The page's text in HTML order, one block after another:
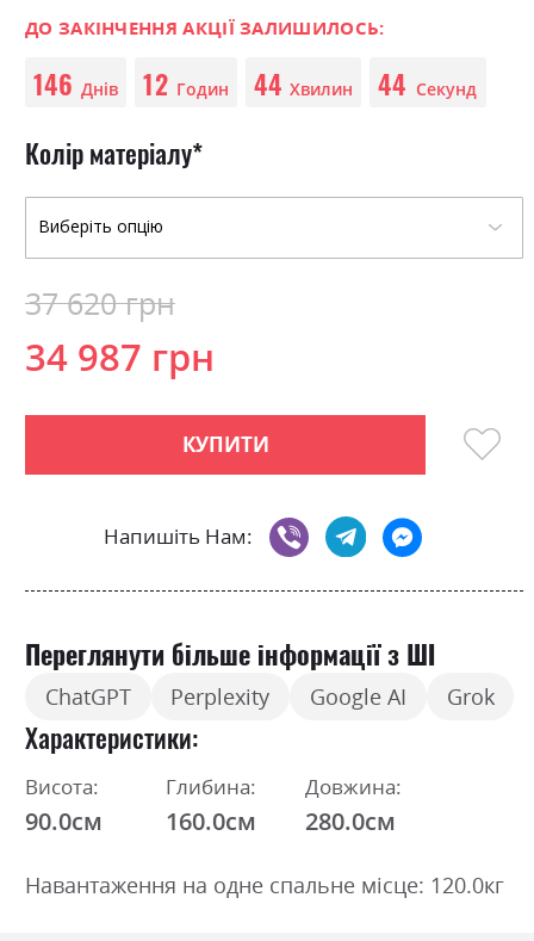
of
images
gallery
ДО ЗАКІНЧЕННЯ АКЦІЇ ЗАЛИШИЛОСЬ:
146 Днів 12 Годин 44 Хвилин 44 Секунд
Колір матеріалу
34 987 грн
37 620 грн
КУПИТИ
Напишіть Нам:
Переглянути більше інформації з ШІ
ChatGPT Perplexity Google AI Grok
Характеристики
Висота:
90.0см
Глибина:
160.0см
Довжина:
280.0см
Навантаження на одне спальне місце: 120.0кг